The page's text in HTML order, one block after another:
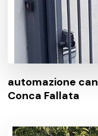
automazione
Conca Fallata